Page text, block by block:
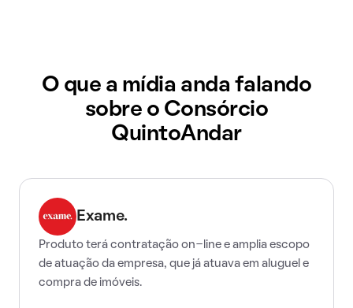
O que a mídia anda falando
sobre o Consórcio
QuintoAndar
Exame.
Produto terá contratação on-line e amplia escopo
de atuação da empresa, que já atuava em aluguel e
compra de imóveis.